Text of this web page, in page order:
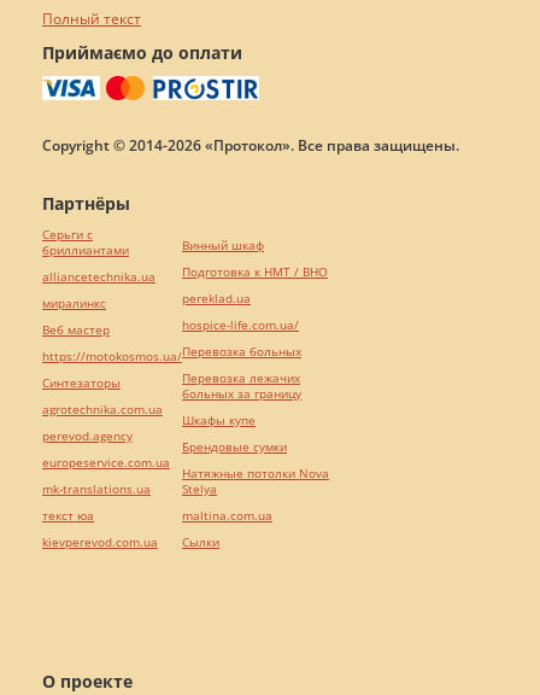
Полный текст
Приймаємо до оплати
Copyright © 2014-2026 «Протокол». Все права защищены.
О проекте
Партнёры
Серьги с
бриллиантами
alliancetechnika.ua
миралинкс
Веб мастер
https://motokosmos.ua/
Синтезаторы
agrotechnika.com.ua
perevod.agency
europeservice.com.ua
mk-translations.ua
текст юа
kievperevod.com.ua
Винный шкаф
Подготовка к НМТ / ВНО
pereklad.ua
hospice-life.com.ua/
Перевозка больных
Перевозка лежачих
больных за границу
Шкафы купе
Брендовые сумки
Натяжные потолки Nova
Stelya
maltina.com.ua
Cылки